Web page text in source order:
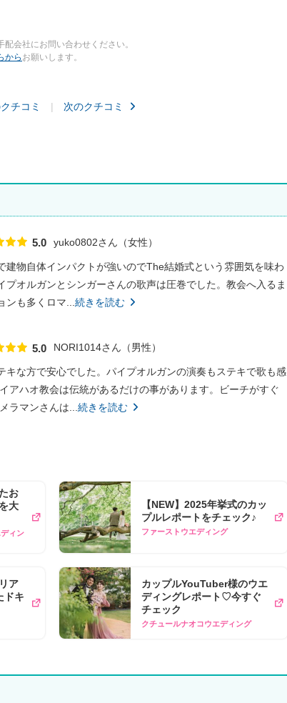
会社にお問い合わせください。
から お願いします。
チコミ 次のクチコミ
点数
5.0 yuko0802さん 女性
建物自体インパクトが強いのでThe結婚式という雰囲気を味わ
プオルガンとシンガーさんの歌声は圧巻でした。教会へ入るま
も多くロマ... 続きを読む
点数
5.0 NORI1014さん 男性
キな方で安心でした。パイプオルガンの演奏もステキで歌も感
アハオ教会は伝統があるだけの事があります。ビーチがすぐ
ラマンさんは... 続きを読む
お
大
ィン
【NEW】2025年挙式のカッ
プルレポートをチェック♪
ファーストウエディング
ア
ドキ
カップルYouTuber様のウエ
ディングレポート♡今すぐ
チェック
クチュールナオコウエディング